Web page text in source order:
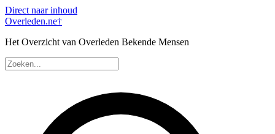
Direct naar inhoud
Overleden.ne†
Het Overzicht van Overleden Bekende Mensen